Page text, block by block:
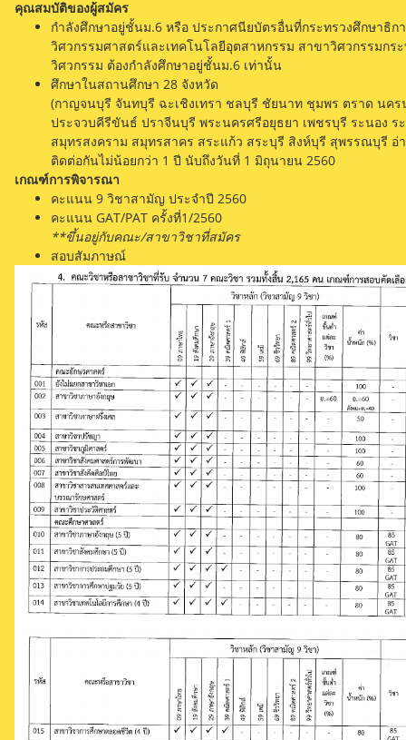
คุณสมบัติของผู้สมัคร
กำลังศึกษาอยู่ชั้นม.6 หรือ ประกาศนียบัตรอื่นที่กระทรวงศึกษาธิก
วิศวกรรมศาสตร์และเทคโนโลยีอุตสาหกรรม สาขาวิศวกรรมก
วิศวกรรม ต้องกำลังศึกษาอยู่ชั้นม.6 เท่านั้น
ศึกษาในสถานศึกษา 28 จังหวัด
(กาญจนบุรี จันทบุรี ฉะเชิงเทรา ชลบุรี ชัยนาท ชุมพร ตราด นค
ประจวบคีรีขันธ์ ปราจีนบุรี พระนครศรีอยุธยา เพชรบุรี ระนอง ร
สมุทรสงคราม สมุทรสาคร สระแก้ว สระบุรี สิงห์บุรี สุพรรณบุรี อ่
ติดต่อกันไม่น้อยกว่า 1 ปี นับถึงวันที่ 1 มิถุนายน 2560
เกณฑ์การพิจารณา
คะแนน 9 วิชาสามัญ ประจำปี 2560
คะแนน GAT/PAT ครั้งที่1/2560
**ขึ้นอยู่กับคณะ/สาขาวิชาที่สมัคร
สอบสัมภาษณ์